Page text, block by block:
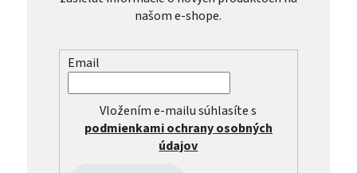
našom e-shope.
Email
Vložením e-mailu súhlasíte s
podmienkami ochrany osobných
údajov